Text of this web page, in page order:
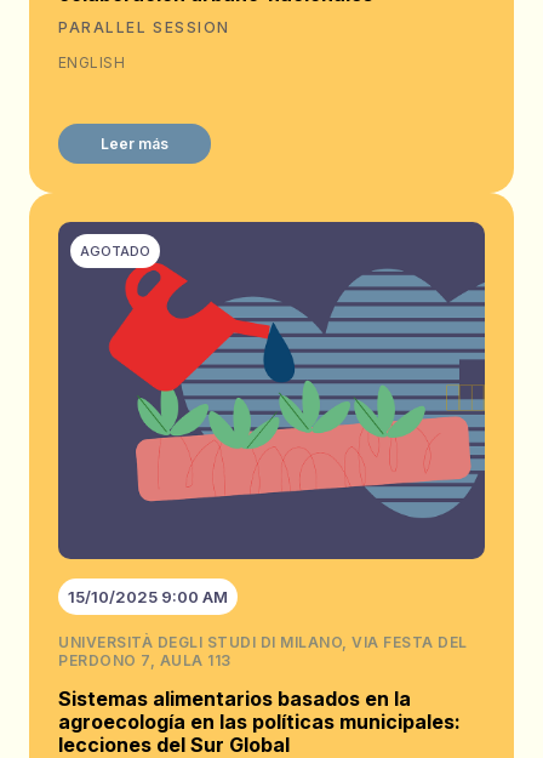
PARALLEL SESSION
ENGLISH
Leer más
AGOTADO
15/10/2025 9:00 AM
UNIVERSITÀ DEGLI STUDI DI MILANO, VIA FESTA DEL
PERDONO 7, AULA 113
Sistemas alimentarios basados en la
agroecología en las políticas municipales:
lecciones del Sur Global